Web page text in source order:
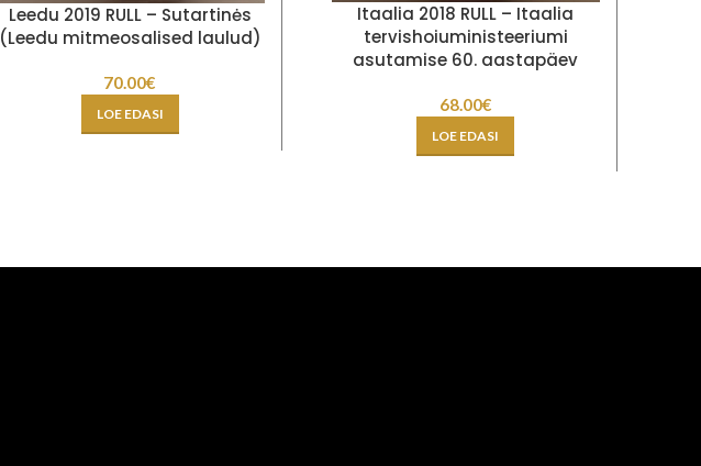
Leedu 2019 RULL – Sutartinės
(Leedu mitmeosalised laulud)
70.00€
LOE EDASI
Itaalia 2018 RULL – Itaalia
tervishoiuministeeriumi
asutamise 60. aastapäev
68.00€
LOE EDASI